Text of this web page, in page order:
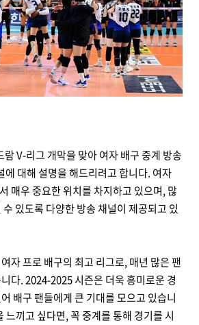
V-리그 개막을 맞아 여자 배구 중계 방송
에 대해 설명을 해드리려고 합니다. 여자
매우 중요한 위치를 차지하고 있으며, 많
있도록 다양한 방송 채널이 제공되고 있
자 프로 배구의 최고 리그로, 매년 많은 팬
다. 2024-2025 시즌은 더욱 흥미로운 경
배구 팬들에게 큰 기대를 모으고 있습니
느끼고 싶다면, 꼭 중계를 통해 경기를 시